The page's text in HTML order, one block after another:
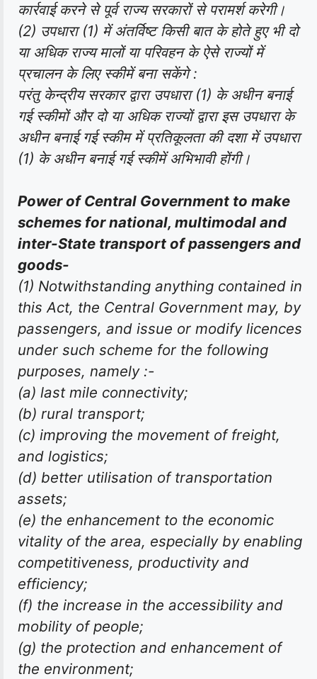
कार्रवाई करने से पूर्व राज्य सरकारों से परामर्श करेगी।
(2) उपधारा (1) में अंतर्विष्ट किसी बात के होते हुए भी दो
या अधिक राज्य मालों या परिवहन के ऐसे राज्यों में
प्रचालन के लिए स्कीमें बना सकेंगे :
परंतु केन्द्रीय सरकार द्वारा उपधारा (1) के अधीन बनाई
गई स्कीमों और दो या अधिक राज्यों द्वारा इस उपधारा के
अधीन बनाई गई स्कीम में प्रतिकूलता की दशा में उपधारा
(1) के अधीन बनाई गई स्कीमें अभिभावी होंगी।
Power of Central Government to make
schemes for national, multimodal and
inter-State transport of passengers and
goods-
(1) Notwithstanding anything contained in
this Act, the Central Government may, by
passengers, and issue or modify licences
under such scheme for the following
purposes, namely :-
(a) last mile connectivity;
(b) rural transport;
(c) improving the movement of freight,
and logistics;
(d) better utilisation of transportation
assets;
(e) the enhancement to the economic
vitality of the area, especially by enabling
competitiveness, productivity and
efficiency;
(f) the increase in the accessibility and
mobility of people;
(g) the protection and enhancement of
the environment;